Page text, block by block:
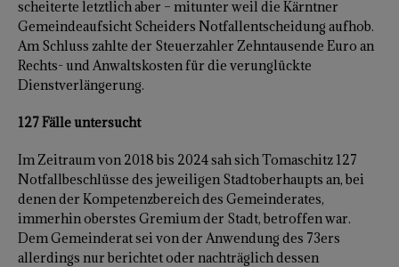
scheiterte letztlich aber – mitunter weil die Kärntner
Gemeindeaufsicht Scheiders Notfallentscheidung aufhob.
Am Schluss zahlte der Steuerzahler Zehntausende Euro an
Rechts- und Anwaltskosten für die verunglückte
Dienstverlängerung.
127 Fälle untersucht
Im Zeitraum von 2018 bis 2024 sah sich Tomaschitz 127
Notfallbeschlüsse des jeweiligen Stadtoberhaupts an, bei
denen der Kompetenzbereich des Gemeinderates,
immerhin oberstes Gremium der Stadt, betroffen war.
Dem Gemeinderat sei von der Anwendung des 73ers
allerdings nur berichtet oder nachträglich dessen